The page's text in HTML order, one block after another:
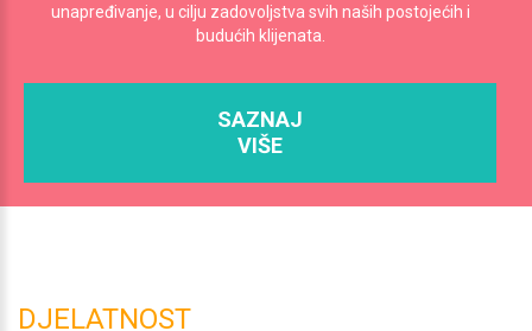
unapređivanje, u cilju zadovoljstva svih naših postojećih i
budućih klijenata.
SAZNAJ
VIŠE
DJELATNOST